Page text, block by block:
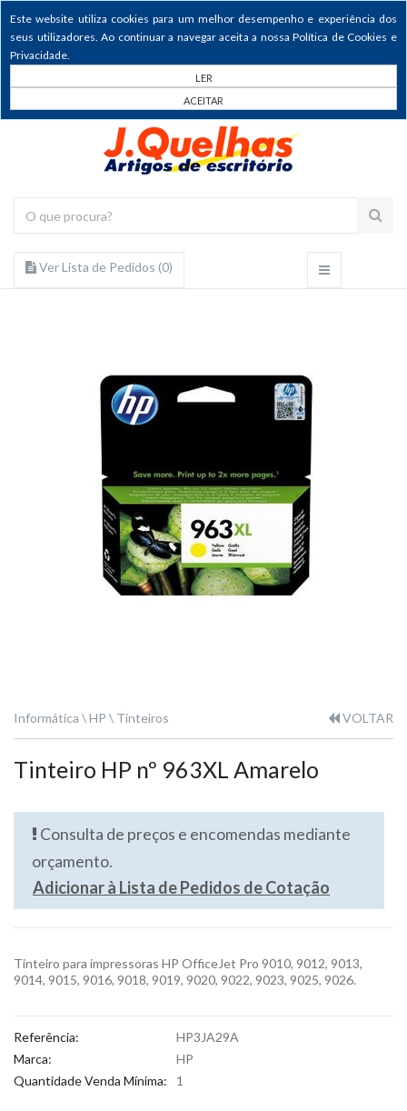
Este website utiliza cookies para um melhor desempenho e experiência dos
seus utilizadores. Ao continuar a navegar aceita a nossa Política de Cookies e
Privacidade.
LER
ACEITAR
Ver Lista de Pedidos (0)
Informática HP Tinteiros VOLTAR
Tinteiro HP nº 963XL Amarelo
Consulta de preços e encomendas mediante
orçamento.
Adicionar à Lista de Pedidos de Cotação
Tinteiro para impressoras HP OfficeJet Pro 9010, 9012, 9013,
9014, 9015, 9016, 9018, 9019, 9020, 9022, 9023, 9025, 9026.
Referência:
HP3JA29A
Marca:
HP
Quantidade Venda Mínima:
1